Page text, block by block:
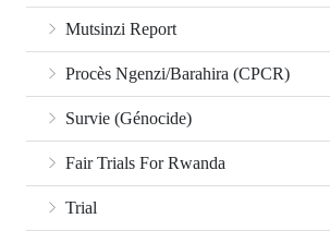
Mutsinzi Report
Procès Ngenzi/Barahira (CPCR)
Survie (Génocide)
Fair Trials For Rwanda
Trial